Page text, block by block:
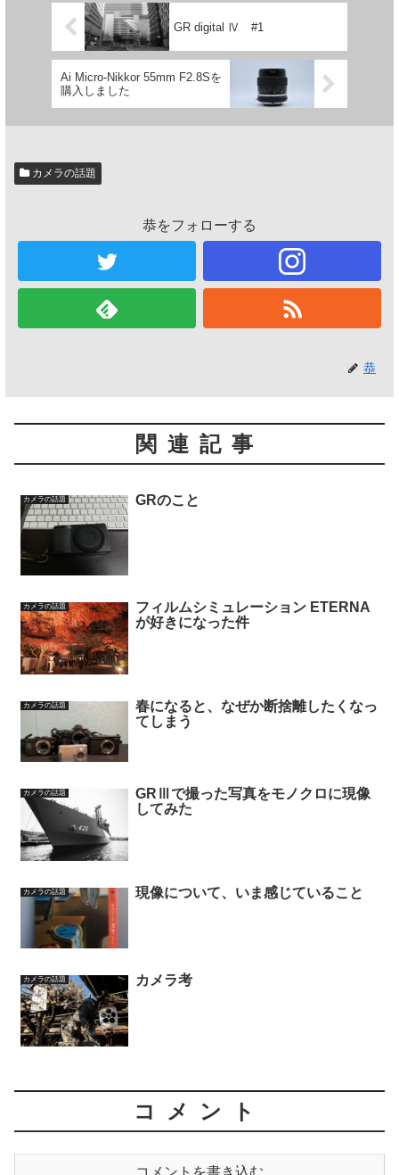
GR digital Ⅳ #1
Ai Micro-Nikkor 55mm F2.8Sを
購入しました
カメラの話題
恭をフォローする
恭
関連記事
カメラの話題 GRのこと
カメラの話題
フィルムシミュレーション ETERNA
が好きになった件
カメラの話題
春になると、なぜか断捨離したくなっ
てしまう
カメラの話題
GRⅢで撮った写真をモノクロに現像
してみた
カメラの話題 現像について、いま感じていること
カメラの話題 カメラ考
コメント